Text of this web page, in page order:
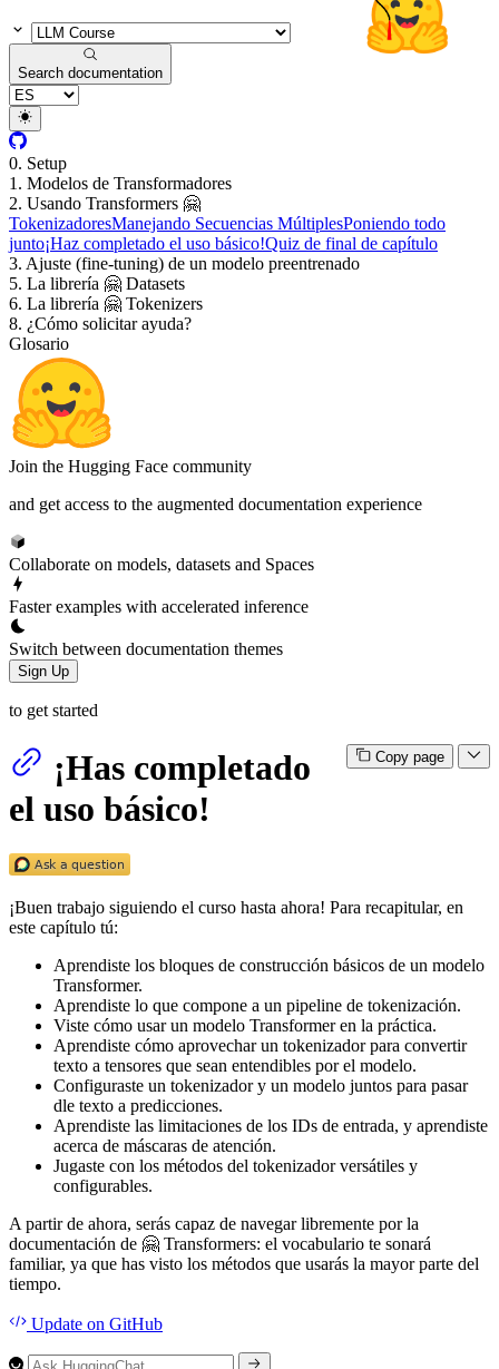
Search documentation
0. Setup
1. Modelos de Transformadores
2. Usando Transformers 🤗
TokenizadoresManejando Secuencias MúltiplesPoniendo todo
junto¡Haz completado el uso básico!Quiz de final de capítulo
3. Ajuste (fine-tuning) de un modelo preentrenado
5. La librería 🤗 Datasets
6. La librería 🤗 Tokenizers
8. ¿Cómo solicitar ayuda?
Glosario
Join the Hugging Face community
and get access to the augmented documentation experience
Collaborate on models, datasets and Spaces
Faster examples with accelerated inference
Switch between documentation themes
Sign Up
to get started
Copy page
¡Has completado
el uso básico!
¡Buen trabajo siguiendo el curso hasta ahora! Para recapitular, en
este capítulo tú:
Aprendiste los bloques de construcción básicos de un modelo
Transformer.
Aprendiste lo que compone a un pipeline de tokenización.
Viste cómo usar un modelo Transformer en la práctica.
Aprendiste cómo aprovechar un tokenizador para convertir
texto a tensores que sean entendibles por el modelo.
Configuraste un tokenizador y un modelo juntos para pasar
dle texto a predicciones.
Aprendiste las limitaciones de los IDs de entrada, y aprendiste
acerca de máscaras de atención.
Jugaste con los métodos del tokenizador versátiles y
configurables.
A partir de ahora, serás capaz de navegar libremente por la
documentación de 🤗 Transformers: el vocabulario te sonará
familiar, ya que has visto los métodos que usarás la mayor parte del
tiempo.
Update on GitHub